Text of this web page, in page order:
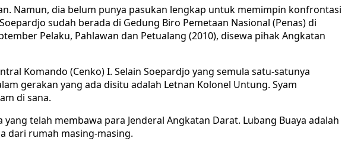
Namun, dia belum punya pasukan lengkap untuk memimpin konfrontasi
sudah berada di Gedung Biro Pemetaan Nasional (Penas) di
Pelaku, Pahlawan dan Petualang (2010), disewa pihak Angkatan
Komando (Cenko) I. Selain Soepardjo yang semula satu-satunya
gerakan yang ada disitu adalah Letnan Kolonel Untung. Syam
di sana.
telah membawa para Jenderal Angkatan Darat. Lubang Buaya adalah
dari rumah masing-masing.